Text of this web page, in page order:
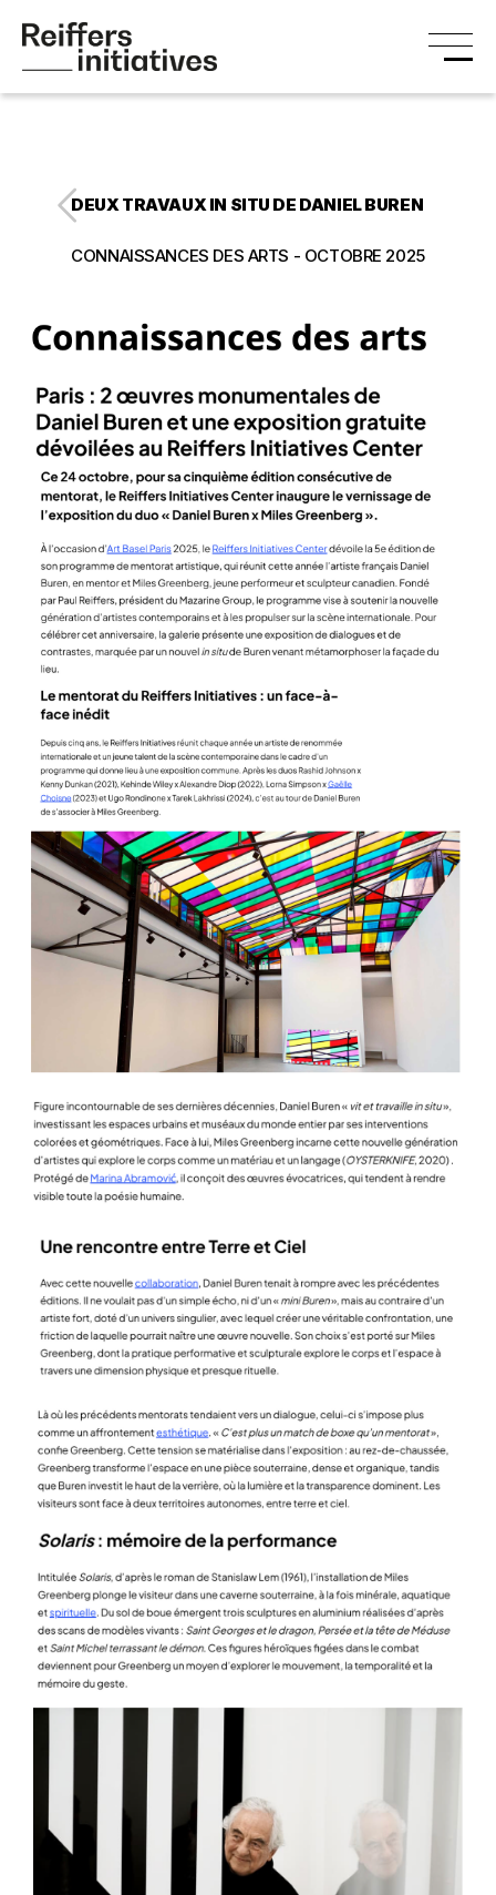
DEUX TRAVAUX IN SITU DE DANIEL BUREN
CONNAISSANCES DES ARTS - OCTOBRE 2025